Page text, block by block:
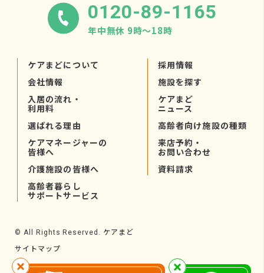
0120-89-1165
年中無休 9時〜18時
ケアまどについて
会社情報
入居の流れ・
利用料
選ばれる理由
ケアマネージャーの
皆様へ
介護施設の皆様へ
高齢者暮らし
サポートサービス
採用情報
施設を探す
ケアまど
ニュース
高齢者向け施設の種類
来店予約・
お問い合わせ
資料請求
© All Rights Reserved. ケアまど
サイトマップ